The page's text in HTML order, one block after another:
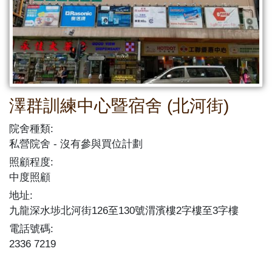
澤群訓練中心暨宿舍 (北河街)
院舍種類:
私營院舍
沒有參與買位計劃
照顧程度:
中度照顧
地址:
九龍深水埗北河街126至130號渭濱樓2字樓至3字樓
電話號碼:
2336 7219